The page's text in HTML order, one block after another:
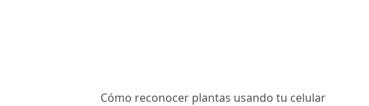
Cómo reconocer plantas usando tu celular